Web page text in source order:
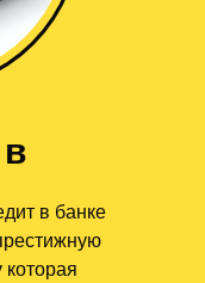
в банке